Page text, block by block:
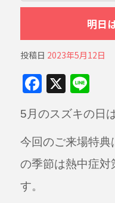
明日
投稿日 2023年5月12日
F
a
c
e
b
X Li
n
e
5月のスズキの日
今回のご来場特典
の季節は熱中症対
す。